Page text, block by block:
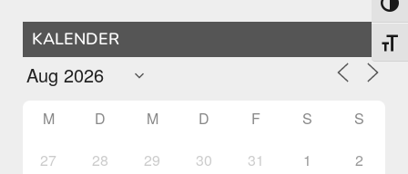
KALENDER
M D M D F S S
27 28 29 30 31 1 2